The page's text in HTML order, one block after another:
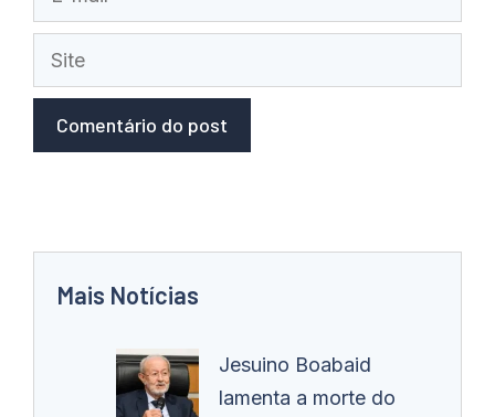
mail
Site
Mais Notícias
Jesuino Boabaid
lamenta a morte do